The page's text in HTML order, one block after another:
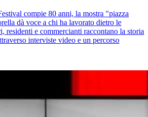
compie 80 anni, la mostra "piazza
dà voce a chi ha lavorato dietro le
residenti e commercianti raccontano la storia
interviste video e un percorso